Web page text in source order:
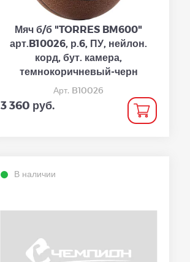
Мяч б/б "TORRES BM600"
арт.B10026, р.6, ПУ, нейлон.
корд, бут. камера,
темнокоричневый-черн
Арт. B10026
3 360 руб.
В наличии